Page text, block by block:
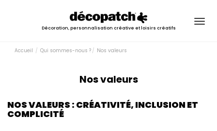
Décoration, personnalisation créative et loisirs créatifs
Accueil Qui sommes-nous ? Nos valeurs
Nos valeurs
NOS VALEURS : CRÉATIVITÉ, INCLUSION ET
COMPLICITÉ